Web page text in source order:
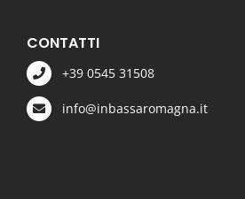
CONTATTI
+39 0545 31508
info@inbassaromagna.it